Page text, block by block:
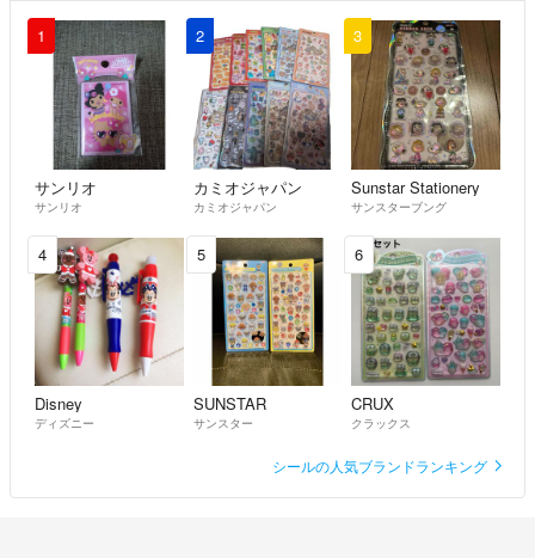
1
サンリオ
サンリオ
2
カミオジャパン
カミオジャパン
3
Sunstar Stationery
サンスターブング
4
Disney
ディズニー
5
SUNSTAR
サンスター
6
CRUX
クラックス
シールの人気ブランドランキング